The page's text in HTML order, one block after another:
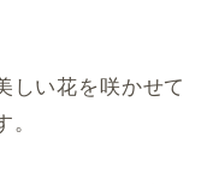
しい花を咲かせて